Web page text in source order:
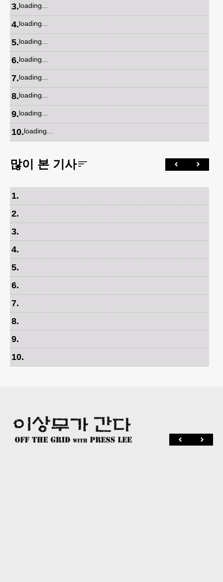
3.loading...
4.loading...
5.loading...
6.loading...
7.loading...
8.loading...
9.loading...
10.loading...
많이 본 기사
1.
2.
3.
4.
5.
6.
7.
8.
9.
10.